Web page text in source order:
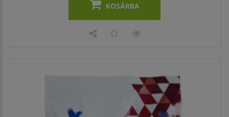
KOSÁRBA